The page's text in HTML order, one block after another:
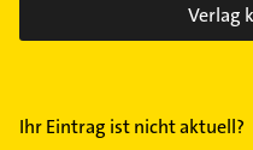
Verlag
Ihr Eintrag ist nicht aktuell?